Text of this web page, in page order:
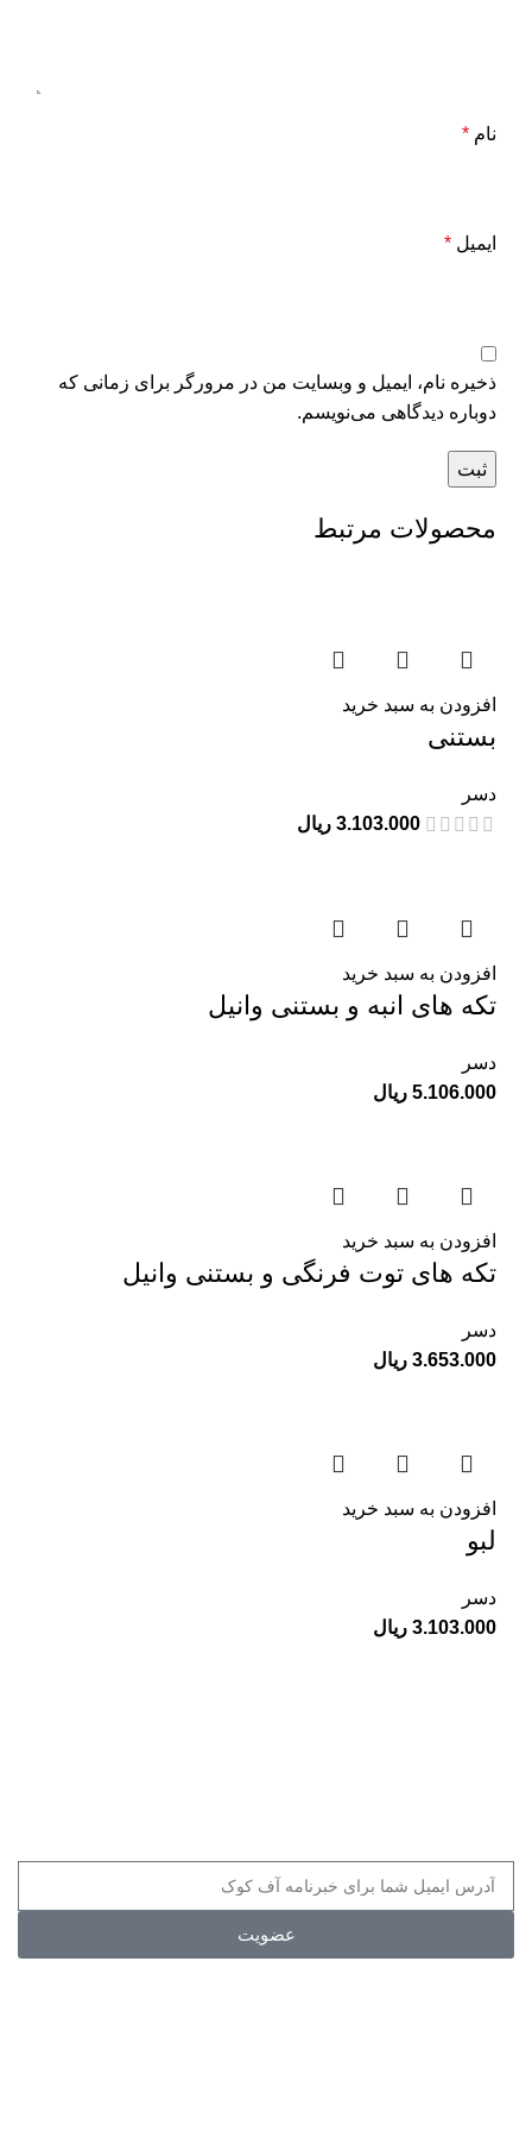
نام *
ایمیل *
ذخیره نام، ایمیل و وبسایت من در مرورگر برای زمانی که
دوباره دیدگاهی می‌نویسم.
محصولات مرتبط
افزودن به سبد خرید
بستنی
دسر
3.103.000 ریال
افزودن به سبد خرید
تکه های انبه و بستنی وانیل
دسر
5.106.000 ریال
افزودن به سبد خرید
تکه های توت فرنگی و بستنی وانیل
دسر
3.653.000 ریال
افزودن به سبد خرید
لبو
دسر
3.103.000 ریال
عضویت